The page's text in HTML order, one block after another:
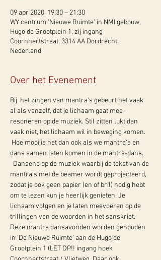
09 apr 2020, 19:30 – 21:30
WY centrum 'Nieuwe Ruimte' in NMI gebouw,
Hugo de Grootplein 1, zij ingang
Coornhertstraat, 3314 AA Dordrecht,
Nederland
Over het Evenement
Bij  het zingen van mantra's gebeurt het vaak
al als vanzelf, dat je lichaam gaat mee-
resoneren op de muziek. Stil zitten lukt dan
vaak niet, het lichaam wil in beweging komen.
Hoe mooi is het dan ook als we mantra's en
dans samen laten komen in de mantra-dans.
Dansend op de muziek waarbij de tekst van de
mantra's met de beamer wordt geprojecteerd,
zodat je ook geen papier (en of bril) nodig hebt
om te lezen kun je heerlijk genieten. Je
lichaam volgen en je laten meevoeren op de
trillingen van de woorden in het sanskriet.
Deze mantra dansavonden worden gehouden
in 'De Nieuwe Ruimte' aan de Hugo de
Grootplein 1 (LET OP!! ingang hoek